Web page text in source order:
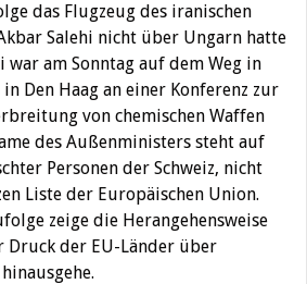
das Flugzeug des iranischen
Salehi nicht über Ungarn hatte
am Sonntag auf dem Weg in
Den Haag an einer Konferenz zur
von chemischen Waffen
des Außenministers steht auf
Personen der Schweiz, nicht
Liste der Europäischen Union.
zeige die Herangehensweise
Druck der EU-Länder über